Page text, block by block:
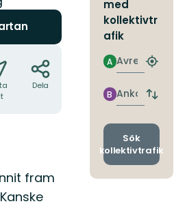
Dela
fram
med
kollektivtr
afik
Avresa
A
Hitta
Ankomst
B
Byt
och
Sök
kollektivtrafik